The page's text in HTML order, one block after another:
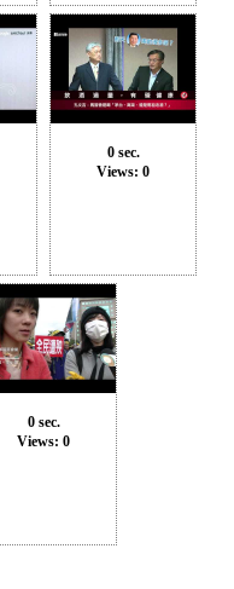
0 sec.
Views: 0
0 sec.
Views: 0